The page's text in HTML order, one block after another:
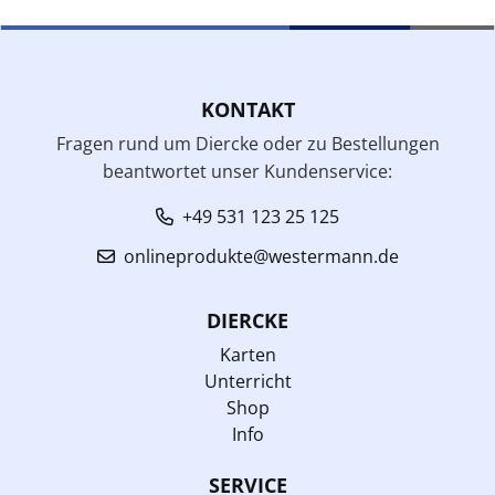
KONTAKT
Fragen rund um Diercke oder zu Bestellungen
beantwortet unser Kundenservice:
+49 531 123 25 125
onlineprodukte@westermann.de
DIERCKE
Karten
Unterricht
Shop
Info
SERVICE